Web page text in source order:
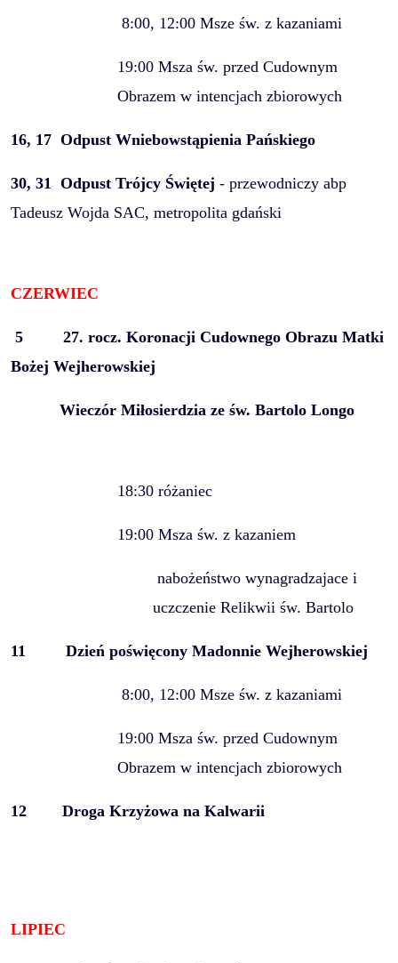
8:00, 12:00 Msze św. z kazaniami
19:00 Msza św. przed Cudownym
Obrazem w intencjach zbiorowych
16, 17 Odpust Wniebowstąpienia Pańskiego
30, 31 Odpust Trójcy Świętej - przewodniczy abp
Tadeusz Wojda SAC, metropolita gdański
CZERWIEC
5 27. rocz. Koronacji Cudownego Obrazu Matki
Bożej Wejherowskiej
Wieczór Miłosierdzia ze św. Bartolo Longo
18:30 różaniec
19:00 Msza św. z kazaniem
nabożeństwo wynagradzajace i
uczczenie Relikwii św. Bartolo
11 Dzień poświęcony Madonnie Wejherowskiej
8:00, 12:00 Msze św. z kazaniami
19:00 Msza św. przed Cudownym
Obrazem w intencjach zbiorowych
12 Droga Krzyżowa na Kalwarii
LIPIEC